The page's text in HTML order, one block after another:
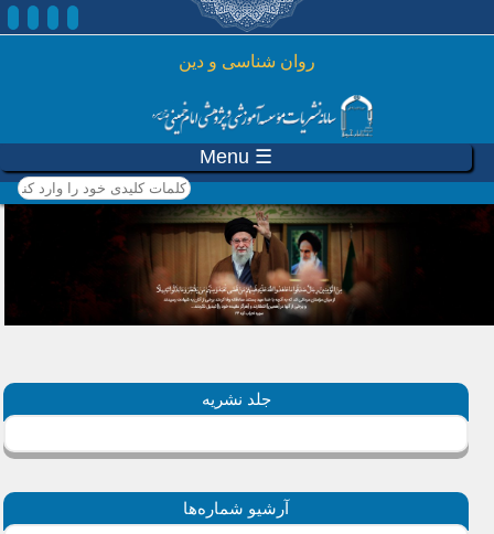
رفتن به محتوای اصلی
روان شناسی و دين
☰ Menu
کلمات کلیدی خود را وارد
کنید
جلد نشریه
آرشیو شماره‌ها